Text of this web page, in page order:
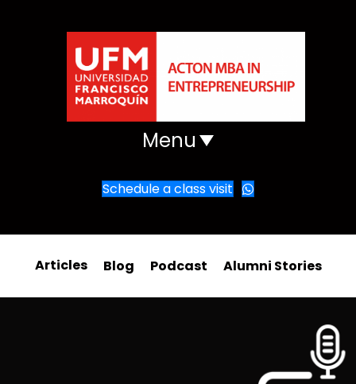
Menu
Schedule a class visit
Articles Blog Podcast Alumni Stories